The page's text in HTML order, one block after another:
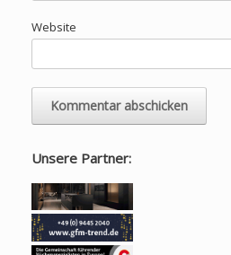
Website
Unsere Partner: